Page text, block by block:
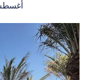
أغسطس 7,